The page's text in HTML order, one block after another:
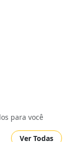
para você
Ver Todas